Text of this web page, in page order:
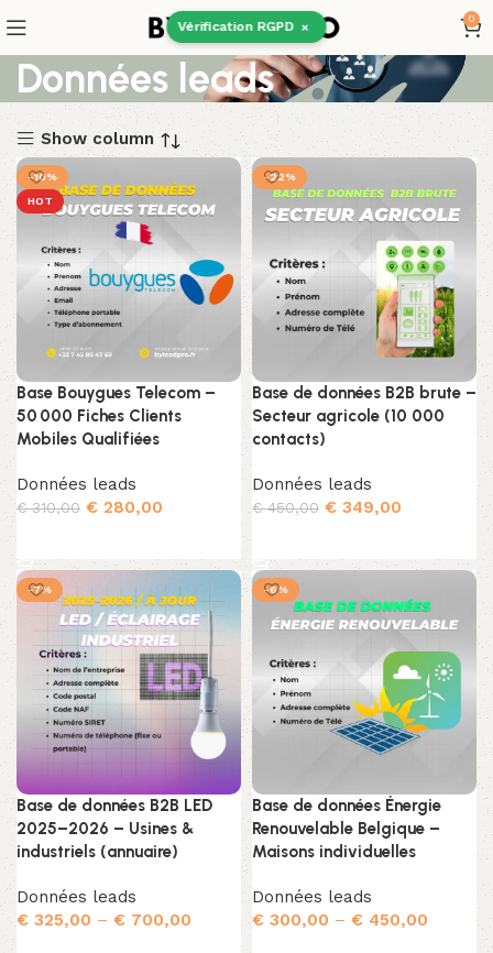
Vérification RGPD ×
0
Données leads
Show column
-10%
HOT
Base Bouygues Telecom –
50 000 Fiches Clients
Mobiles Qualifiées
Données leads
€310,00 € 280,00
-22%
Base de données B2B brute –
Secteur agricole (10 000
contacts)
Données leads
€450,00 € 349,00
-7%
Base de données B2B LED
2025–2026 – Usines &
industriels (annuaire)
Données leads
€ 325,00 – € 700,00
-6%
Base de données Énergie
Renouvelable Belgique –
Maisons individuelles
Données leads
€ 300,00 – € 450,00